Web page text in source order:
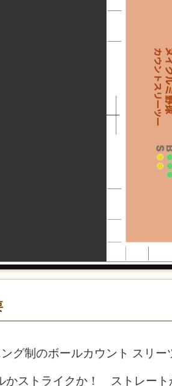
グ制のボールカウント スリ
かストライクか！ ストレート